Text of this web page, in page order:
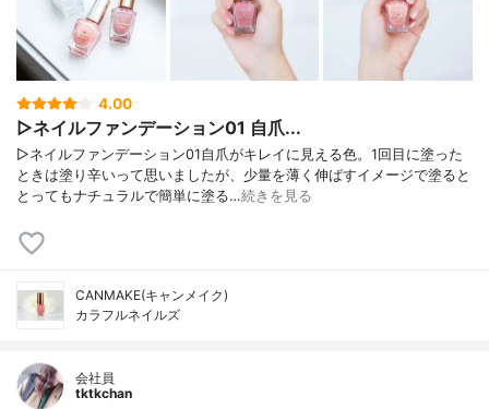
4.00
▷ネイルファンデーション01 自爪...
▷ネイルファンデーション01自爪がキレイに見える色。1回目に塗った
ときは塗り辛いって思いましたが、少量を薄く伸ばすイメージで塗ると
とってもナチュラルで簡単に塗る…続きを見る
CANMAKE(キャンメイク)
カラフルネイルズ
会社員
tktkchan